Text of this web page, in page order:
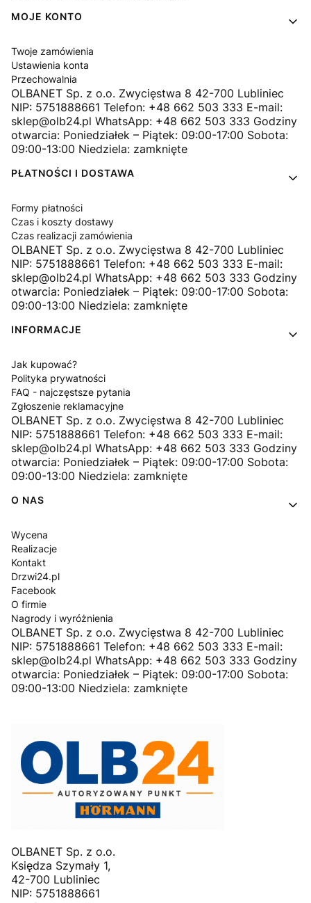
MOJE KONTO
Twoje zamówienia
Ustawienia konta
Przechowalnia
OLBANET Sp. z o.o. Zwycięstwa 8 42-700 Lubliniec
NIP: 5751888661 Telefon: +48 662 503 333 E-mail:
sklep@olb24.pl WhatsApp: +48 662 503 333 Godziny
otwarcia: Poniedziałek – Piątek: 09:00-17:00 Sobota:
09:00-13:00 Niedziela: zamknięte
PŁATNOŚCI I DOSTAWA
Formy płatności
Czas i koszty dostawy
Czas realizacji zamówienia
OLBANET Sp. z o.o. Zwycięstwa 8 42-700 Lubliniec
NIP: 5751888661 Telefon: +48 662 503 333 E-mail:
sklep@olb24.pl WhatsApp: +48 662 503 333 Godziny
otwarcia: Poniedziałek – Piątek: 09:00-17:00 Sobota:
09:00-13:00 Niedziela: zamknięte
INFORMACJE
Jak kupować?
Polityka prywatności
FAQ - najczęstsze pytania
Zgłoszenie reklamacyjne
OLBANET Sp. z o.o. Zwycięstwa 8 42-700 Lubliniec
NIP: 5751888661 Telefon: +48 662 503 333 E-mail:
sklep@olb24.pl WhatsApp: +48 662 503 333 Godziny
otwarcia: Poniedziałek – Piątek: 09:00-17:00 Sobota:
09:00-13:00 Niedziela: zamknięte
O NAS
Wycena
Realizacje
Kontakt
Drzwi24.pl
Facebook
O firmie
Nagrody i wyróżnienia
OLBANET Sp. z o.o. Zwycięstwa 8 42-700 Lubliniec
NIP: 5751888661 Telefon: +48 662 503 333 E-mail:
sklep@olb24.pl WhatsApp: +48 662 503 333 Godziny
otwarcia: Poniedziałek – Piątek: 09:00-17:00 Sobota:
09:00-13:00 Niedziela: zamknięte
OLBANET Sp. z o.o.
Księdza Szymały 1,
42-700 Lubliniec
NIP: 5751888661